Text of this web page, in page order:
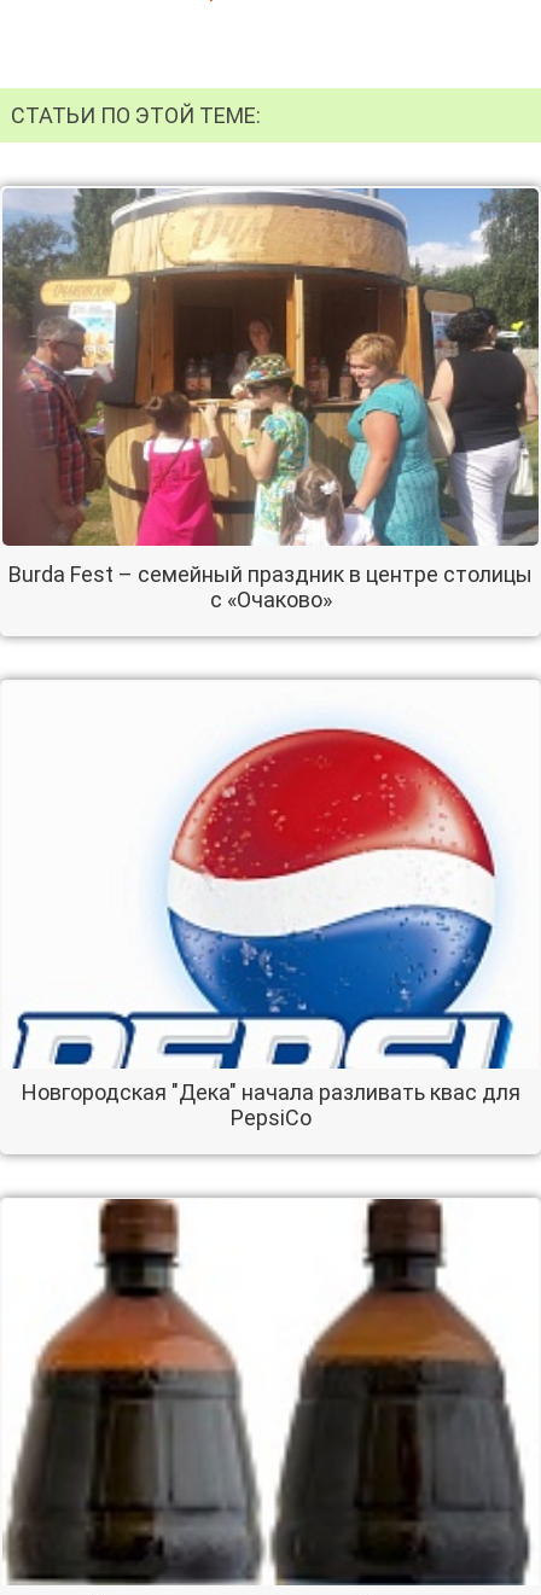
СТАТЬИ ПО ЭТОЙ ТЕМЕ:
Burda Fest – семейный праздник в центре столицы
с «Очаково»
Новгородская "Дека" начала разливать квас для
PepsiCo